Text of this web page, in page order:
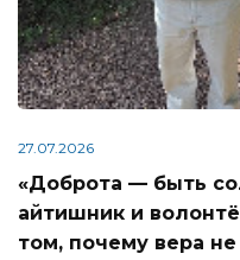
27.07.2026
«Доброта — быть
айтишник и
том, почему вера